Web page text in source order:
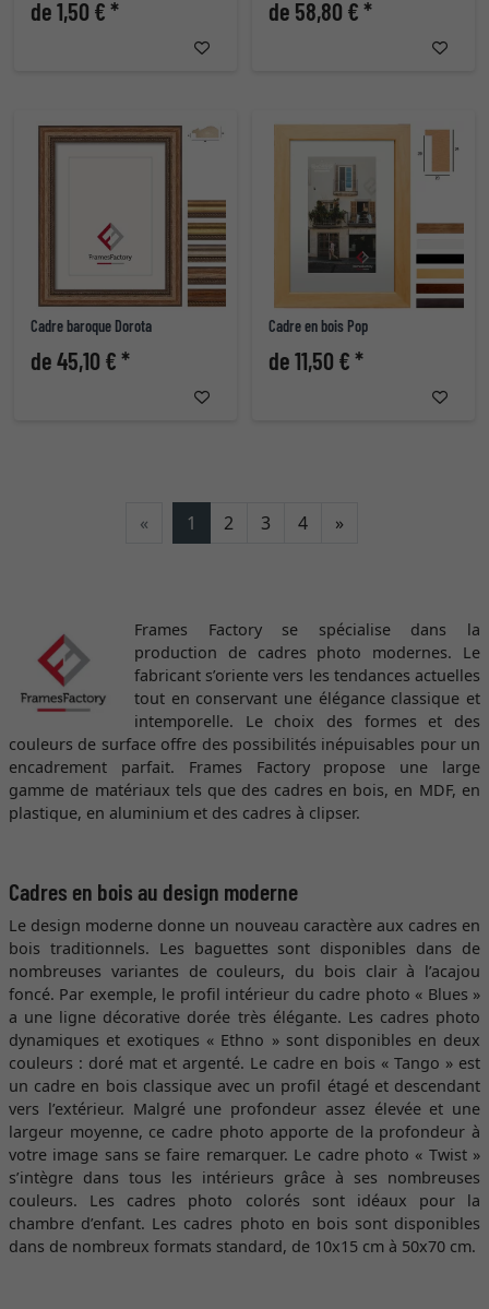
de 1,50 € * de 58,80 € *
Cadre baroque Dorota
de 45,10 € *
Cadre en bois Pop
de 11,50 € *
« 1 2 3 4 »Continuer
Frames Factory se spécialise dans la
production de cadres photo modernes. Le
fabricant s’oriente vers les tendances actuelles
tout en conservant une élégance classique et
intemporelle. Le choix des formes et des
couleurs de surface offre des possibilités inépuisables pour un
encadrement parfait. Frames Factory propose une large
gamme de matériaux tels que des cadres en bois, en MDF, en
plastique, en aluminium et des cadres à clipser.
Cadres en bois au design moderne
Le design moderne donne un nouveau caractère aux cadres en
bois traditionnels. Les baguettes sont disponibles dans de
nombreuses variantes de couleurs, du bois clair à l’acajou
foncé. Par exemple, le profil intérieur du cadre photo « Blues »
a une ligne décorative dorée très élégante. Les cadres photo
dynamiques et exotiques « Ethno » sont disponibles en deux
couleurs : doré mat et argenté. Le cadre en bois « Tango » est
un cadre en bois classique avec un profil étagé et descendant
vers l’extérieur. Malgré une profondeur assez élevée et une
largeur moyenne, ce cadre photo apporte de la profondeur à
votre image sans se faire remarquer. Le cadre photo « Twist »
s’intègre dans tous les intérieurs grâce à ses nombreuses
couleurs. Les cadres photo colorés sont idéaux pour la
chambre d’enfant. Les cadres photo en bois sont disponibles
dans de nombreux formats standard, de 10x15 cm à 50x70 cm.